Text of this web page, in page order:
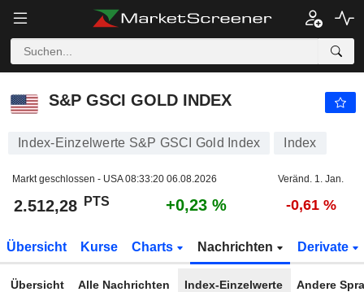
S&P GSCI GOLD INDEX
S&P GSCI GOLD INDEX
Index-Einzelwerte S&P GSCI Gold Index Index
Markt geschlossen - USA08:33:20 06.08.2026 Veränd. 1. Jan.
2.512,28 PTS +0,23 % -0,61 %
Übersicht Kurse Charts Nachrichten Derivate
Übersicht Alle Nachrichten Index-Einzelwerte Andere